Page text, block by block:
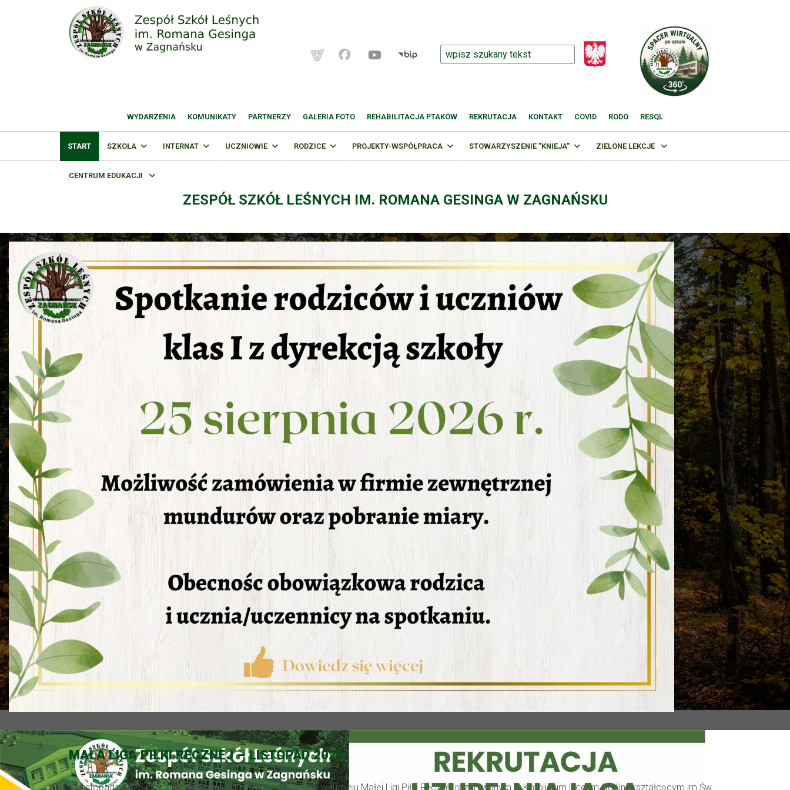
WYDARZENIA KOMUNIKATY PARTNERZY GALERIA FOTO REHABILITACJA PTAKÓW REKRUTACJA KONTAKT COVID RODO RESQL
START SZKOŁA INTERNAT UCZNIOWIE RODZICE PROJEKTY-WSPÓŁPRACA STOWARZYSZENIE "KNIEJA" ZIELONE LEKCJE
CENTRUM EDUKACJI
ZESPÓŁ SZKÓŁ LEŚNYCH IM. ROMANA GESINGA W ZAGNAŃSKU
MAŁA LIGA PIŁKI RĘCZNEJ – LISTOPAD 2025
24 listopada 2025 r. reprezentanci naszej szkoły wzięli udział w turnieju Małej Ligi Piłki Ręcznej rozgrywanym w Katolickim Liceum Ogólnokształcącym im Św.